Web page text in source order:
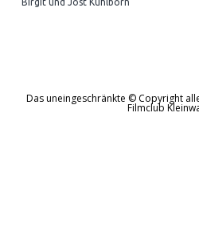
Das uneingeschränkte © Copyright
Filmclub